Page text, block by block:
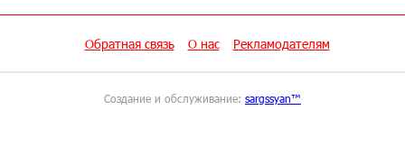
13:37:14 8-07-2026
— лично от Си Цзиньпиня
Обратная связь О нас Рекламодателям
Создание и обслуживание: sargssyan™